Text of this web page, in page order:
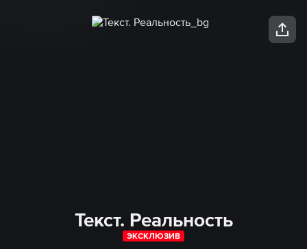
Текст. Реальность
ЭКСКЛЮЗИВ